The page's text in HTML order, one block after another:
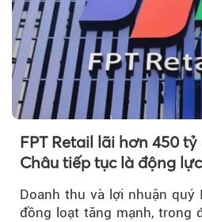
FPT Retail lãi hơn 450
Châu tiếp tục là động
Doanh thu và lợi nhuận quý
đồng loạt tăng mạnh, trong